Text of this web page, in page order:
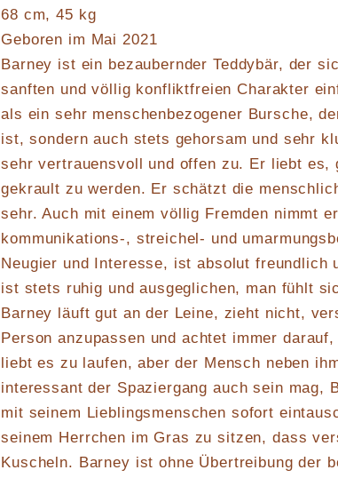
68 cm, 45 kg
Geboren im Mai 2021
Barney ist ein bezaubernder Teddybär, der
sanften und völlig konfliktfreien Charakter
als ein sehr menschenbezogener Bursche,
ist, sondern auch stets gehorsam und sehr
sehr vertrauensvoll und offen zu. Er liebt es,
gekrault zu werden. Er schätzt die
sehr. Auch mit einem völlig Fremden nimmt
kommunikations-, streichel- und
Neugier und Interesse, ist absolut freundlich
ist stets ruhig und ausgeglichen, man fühlt
Barney läuft gut an der Leine, zieht nicht,
Person anzupassen und achtet immer
liebt es zu laufen, aber der Mensch neben
interessant der Spaziergang auch sein mag,
mit seinem Lieblingsmenschen sofort
seinem Herrchen im Gras zu sitzen, dass
Kuscheln. Barney ist ohne Übertreibung der